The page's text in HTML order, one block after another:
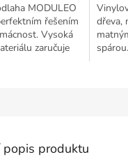
MODULEO
řešením
Vysoká
zaručuje
dřeva,
popis produktu